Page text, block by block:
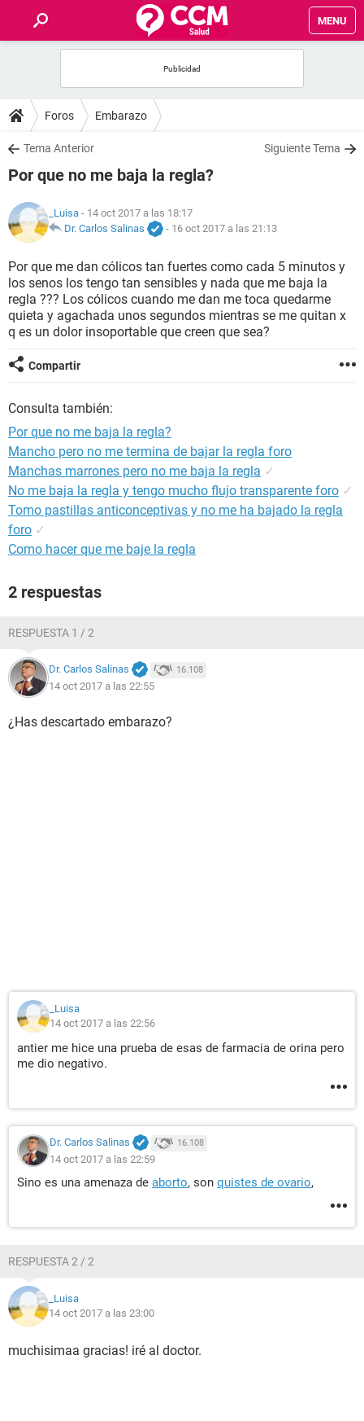
MENU
FOROS
SALUD
FAMILIA
NUTRICIÓN
BIENESTAR
SEXUALIDAD
GLOSARIO
Foros Embarazo
Tema Anterior Siguiente Tema
Por que no me baja la regla?
_Luisa - 14 oct 2017 a las 18:17
Dr. Carlos Salinas
- 16 oct 2017 a las 21:13
Por que me dan cólicos tan fuertes como cada 5 minutos y
los senos los tengo tan sensibles y nada que me baja la
regla ??? Los cólicos cuando me dan me toca quedarme
quieta y agachada unos segundos mientras se me quitan x
q es un dolor insoportable que creen que sea?
Compartir
Consulta también:
Por que no me baja la regla?
Mancho pero no me termina de bajar la regla foro
Manchas marrones pero no me baja la regla ✓
No me baja la regla y tengo mucho flujo transparente foro ✓
Tomo pastillas anticonceptivas y no me ha bajado la regla
foro ✓
Como hacer que me baje la regla
2 respuestas
RESPUESTA 1 / 2
Dr. Carlos Salinas 16.108
14 oct 2017 a las 22:55
¿Has descartado embarazo?
_Luisa
14 oct 2017 a las 22:56
antier me hice una prueba de esas de farmacia de orina pero
me dio negativo.
Dr. Carlos Salinas 16.108
14 oct 2017 a las 22:59
Sino es una amenaza de aborto, son quistes de ovario,
RESPUESTA 2 / 2
_Luisa
14 oct 2017 a las 23:00
muchisimaa gracias! iré al doctor.